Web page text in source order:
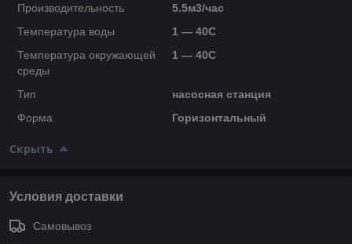
Производительность
5.5м3/час
Температура воды
1 — 40C
Температура окружающей
среды
1 — 40C
Тип
насосная станция
Форма
Горизонтальный
Скрыть
Условия доставки
Самовывоз